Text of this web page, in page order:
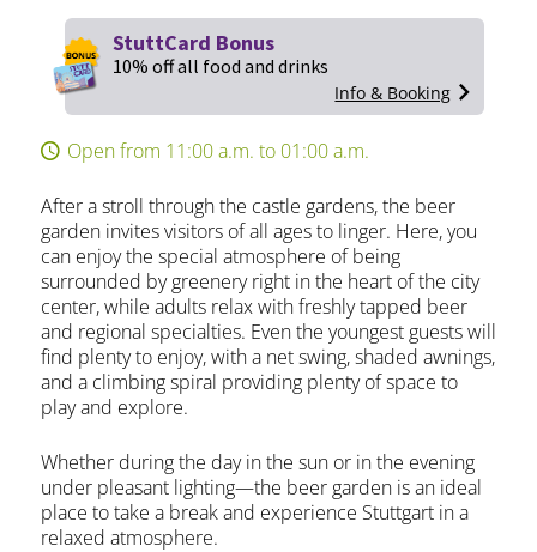
Open from 11:00 a.m. to 01:00 a.m.
After a stroll through the castle gardens, the beer
garden invites visitors of all ages to linger. Here, you
can enjoy the special atmosphere of being
surrounded by greenery right in the heart of the city
center, while adults relax with freshly tapped beer
and regional specialties. Even the youngest guests will
find plenty to enjoy, with a net swing, shaded awnings,
and a climbing spiral providing plenty of space to
play and explore.
Whether during the day in the sun or in the evening
under pleasant lighting—the beer garden is an ideal
place to take a break and experience Stuttgart in a
relaxed atmosphere.
StuttCard Bonus
10% off all food and drinks
Info & Booking